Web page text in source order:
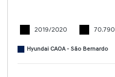
2019/2020 70.790
Hyundai CAOA - São Bernardo